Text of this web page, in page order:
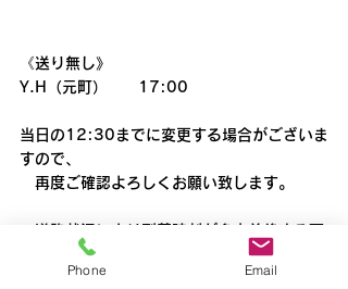
《送り無し》
Y.H（元町）　　17:00
当日の12:30までに変更する場合がございま
すので、
再度ご確認よろしくお願い致します。
能性があります。
また到着時刻が10分以上遅れる場
Phone Email